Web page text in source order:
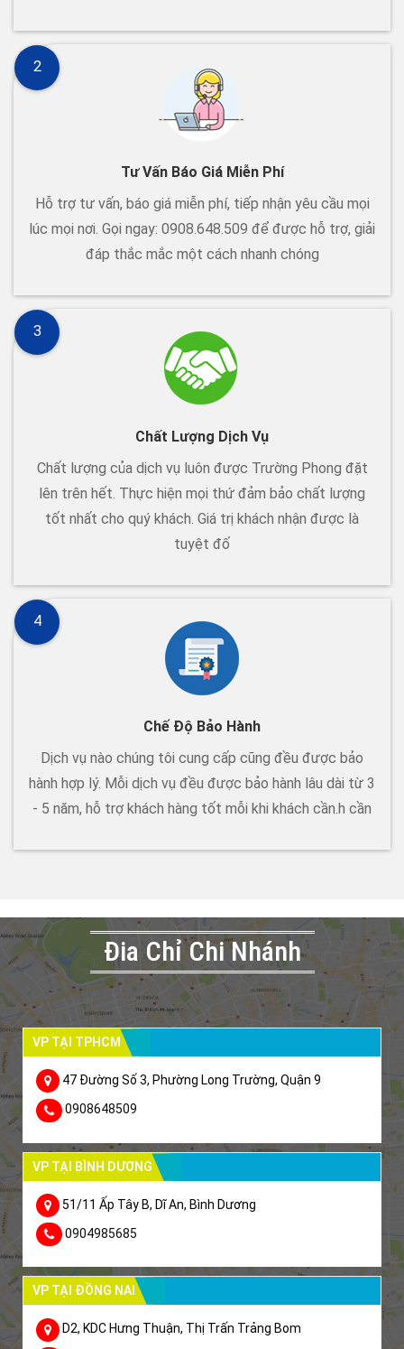
Tư Vấn Báo Giá Miễn Phí
Hỗ trợ tư vấn, báo giá miễn phí, tiếp nhận yêu cầu mọi
lúc mọi nơi. Gọi ngay: 0908.648.509 để được hỗ trợ, giải
đáp thắc mắc một cách nhanh chóng
2
Chất Lượng Dịch Vụ
Chất lượng của dịch vụ luôn được Trường Phong đặt
lên trên hết. Thực hiện mọi thứ đảm bảo chất lượng
tốt nhất cho quý khách. Giá trị khách nhận được là
tuyệt đố
3
Chế Độ Bảo Hành
Dịch vụ nào chúng tôi cung cấp cũng đều được bảo
hành hợp lý. Mỗi dịch vụ đều được bảo hành lâu dài từ 3
- 5 năm, hỗ trợ khách hàng tốt mỗi khi khách cần.h cần
4
Đia Chỉ Chi Nhánh
VP TẠI TPHCM
47 Đường Số 3, Phường Long Trường, Quận 9
0908648509
VP TẠI BÌNH DƯƠNG
51/11 Ấp Tây B, Dĩ An, Bình Dương
0904985685
VP TẠI ĐỒNG NAI
D2, KDC Hưng Thuận, Thị Trấn Trảng Bom